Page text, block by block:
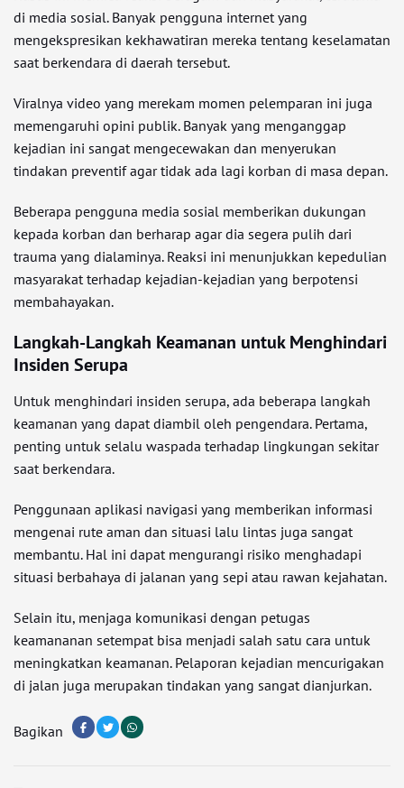
di media sosial. Banyak pengguna internet yang
mengekspresikan kekhawatiran mereka tentang keselamatan
saat berkendara di daerah tersebut.
Viralnya video yang merekam momen pelemparan ini juga
memengaruhi opini publik. Banyak yang menganggap
kejadian ini sangat mengecewakan dan menyerukan
tindakan preventif agar tidak ada lagi korban di masa depan.
Beberapa pengguna media sosial memberikan dukungan
kepada korban dan berharap agar dia segera pulih dari
trauma yang dialaminya. Reaksi ini menunjukkan kepedulian
masyarakat terhadap kejadian-kejadian yang berpotensi
membahayakan.
Langkah-Langkah Keamanan untuk Menghindari
Insiden Serupa
Untuk menghindari insiden serupa, ada beberapa langkah
keamanan yang dapat diambil oleh pengendara. Pertama,
penting untuk selalu waspada terhadap lingkungan sekitar
saat berkendara.
Penggunaan aplikasi navigasi yang memberikan informasi
mengenai rute aman dan situasi lalu lintas juga sangat
membantu. Hal ini dapat mengurangi risiko menghadapi
situasi berbahaya di jalanan yang sepi atau rawan kejahatan.
Selain itu, menjaga komunikasi dengan petugas
keamananan setempat bisa menjadi salah satu cara untuk
meningkatkan keamanan. Pelaporan kejadian mencurigakan
di jalan juga merupakan tindakan yang sangat dianjurkan.
Bagikan